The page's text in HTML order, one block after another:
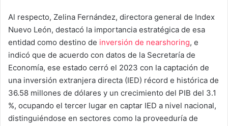
Al respecto, Zelina Fernández, directora general de Index
Nuevo León, destacó la importancia estratégica de esa
entidad como destino de inversión de nearshoring, e
indicó que de acuerdo con datos de la Secretaría de
Economía, ese estado cerró el 2023 con la captación de
una inversión extranjera directa (IED) récord e histórica de
36.58 millones de dólares y un crecimiento del PIB del 3.1
%, ocupando el tercer lugar en captar IED a nivel nacional,
distinguiéndose en sectores como la proveeduría de